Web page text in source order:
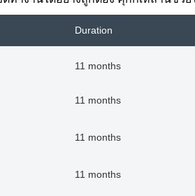
Duration
11 months
11 months
11 months
11 months